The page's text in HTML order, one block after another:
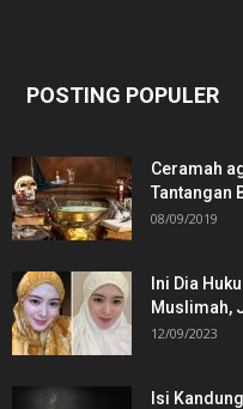
POSTING POPULER
Ceramah
Tantangan
08/09/2019
Ini Dia
Muslimah,
12/09/2023
Isi